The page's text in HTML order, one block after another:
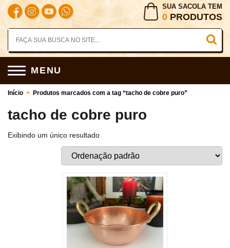
SUA SACOLA TEM
0 PRODUTOS
MENU
Início > Produtos marcados com a tag “tacho de cobre puro”
tacho de cobre puro
Exibindo um único resultado